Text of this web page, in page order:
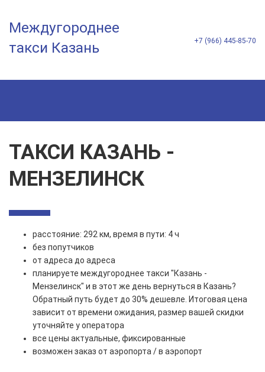
Междугороднее
такси Казань
+7 (966) 445-85-70
ТАКСИ КАЗАНЬ -
МЕНЗЕЛИНСК
расстояние: 292 км, время в пути: 4 ч
без попутчиков
от адреса до адреса
планируете междугороднее такси "Казань -
Мензелинск" и в этот же день вернуться в Казань?
Обратный путь будет до 30% дешевле. Итоговая цена
зависит от времени ожидания, размер вашей скидки
уточняйте у оператора
все цены актуальные, фиксированные
возможен заказ от аэропорта / в аэропорт